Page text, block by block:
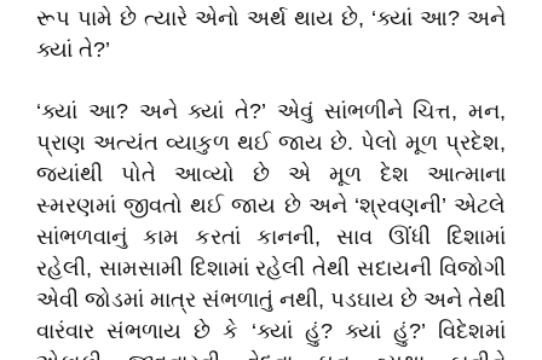
રૂપ પામે છે ત્યારે એનો અર્થ થાય છે, ‘ક્યાં આ? અને
ક્યાં તે?’
‘ક્યાં આ? અને ક્યાં તે?’ એવું સાંભળીને ચિત્ત, મન,
પ્રાણ અત્યંત વ્યાકુળ થઈ જાય છે. પેલો મૂળ પ્રદેશ,
જ્યાંથી પોતે આવ્યો છે એ મૂળ દેશ આત્માના
સ્મરણમાં જીવતો થઈ જાય છે અને ‘શ્રવણની’ એટલે
સાંભળવાનું કામ કરતાં કાનની, સાવ ઊંંધી દિશામાં
રહેલી, સામસામી દિશામાં રહેલી તેથી સદાયની વિજોગી
એવી જોડમાં માત્ર સંભળાતું નથી, પડઘાય છે અને તેથી
વારંવાર સંભળાય છે કે ‘ક્યાં હું? ક્યાં હું?’ વિદેશમાં